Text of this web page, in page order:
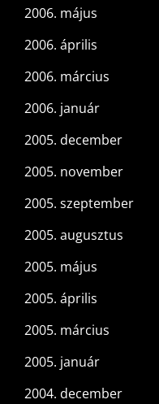
2006. május
2006. április
2006. március
2006. január
2005. december
2005. november
2005. szeptember
2005. augusztus
2005. május
2005. április
2005. március
2005. január
2004. december